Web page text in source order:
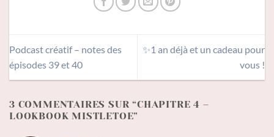
Podcast créatif – notes des
épisodes 39 et 40
✨1 an déjà et un cadeau pour
vous !
3 COMMENTAIRES SUR “CHAPITRE 4 –
LOOKBOOK MISTLETOE”